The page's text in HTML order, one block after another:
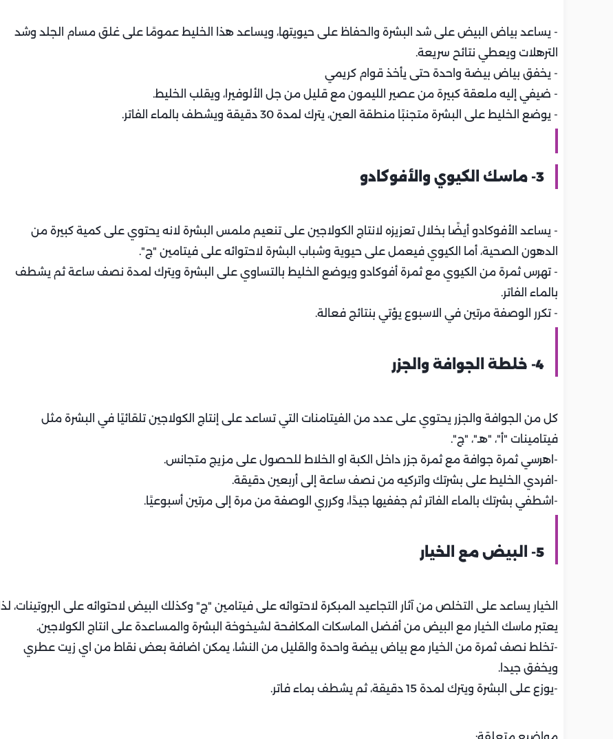
- يساعد بياض البيض على شد البشرة والحفاظ على حيويتها، ويساعد هذا الخليط عمومًا على غلق مسام الجلد وشد
الترهلات ويعطي نتائح سريعة.
- يخفق بياض بيضة واحدة حتى يأخذ قوام كريمي
- ضيفي إليه ملعقة كبيرة من عصير الليمون مع قليل من جل الألوفيرا، ويقلب الخليط.
- يوضع الخليط على البشرة متجنبًا منطقة العين، يترك لمدة 30 دقيقة ويشطف بالماء الفاتر.
3- ماسك الكيوي والأفوكادو
- يساعد الأفوكادو أيضًا بخلال تعزيزه لانتاج الكولاجين على تنعيم ملمس البشرة لانه يحتوي على كمية كبيرة من
الدهون الصحية، أما الكيوي فيعمل على حيوية وشباب البشرة لاحتوائه على فيتامين "ج".
- تهرس ثمرة من الكيوي مع ثمرة أفوكادو ويوضع الخليط بالتساوي على البشرة ويترك لمدة نصف ساعة ثم يشطف
بالماء الفاتر.
- تكرر الوصفة مرتين في الاسبوع يؤتي بنتائج فعالة.
4- خلطة الجوافة والجزر
كل من الجوافة والجزر يحتوي على عدد من الفيتامنات التي تساعد على إنتاج الكولاجين تلقائيًا في البشرة مثل
فيتامينات "أ"، "هـ"، "ج".
-اهرسي ثمرة جوافة مع ثمرة جزر داخل الكبة او الخلاط للحصول على مزيج متجانس.
-افردي الخليط على بشرتك واتركيه من نصف ساعة إلى أربعين دقيقة.
-اشطفي بشرتك بالماء الفاتر ثم جففيها جيدًا، وكرري الوصفة من مرة إلى مرتين أسبوعيًا.
5- البيض مع الخيار
الخيار يساعد على التخلص من آثار التجاعيد المبكرة لاحتوائه على فيتامين "ج" وكذلك البيض لاحتوائه على البروتينات، لذا
يعتبر ماسك الخيار مع البيض من أفضل الماسكات المكافحة لشيخوخة البشرة والمساعدة على انتاج الكولاجين.
-تخلط نصف ثمرة من الخيار مع بياض بيضة واحدة والقليل من النشا، يمكن اضافة بعض نقاط من اي زيت عطري
ويخفق جيدا.
-يوزع على البشرة ويترك لمدة 15 دقيقة، ثم يشطف بماء فاتر.